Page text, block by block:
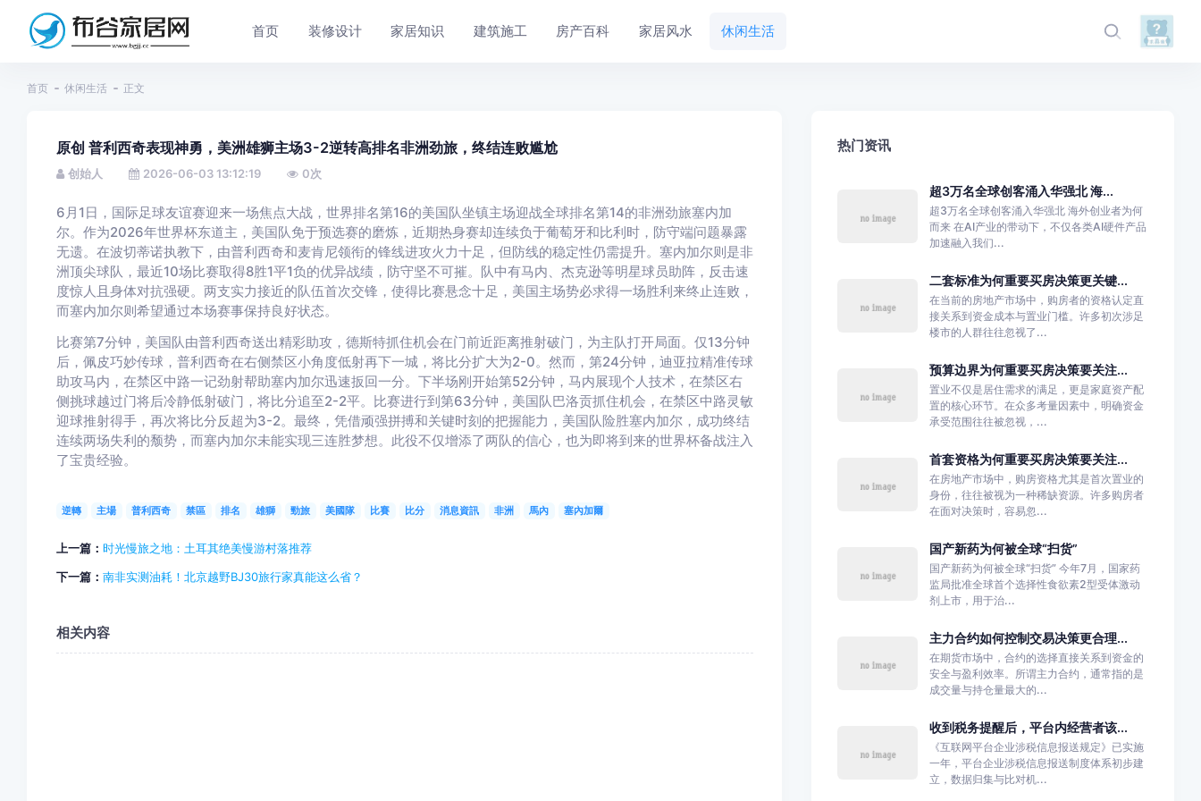
首页 装修设计 家居知识 建筑施工 房产百科 家居风水 休闲生活
首页 休闲生活 正文
原创 普利西奇表现神勇，美洲雄狮主场3-2逆转高排名非洲劲旅，终结连败尴尬
创始人 2026-06-03 13:12:19 0次
6月1日，国际足球友谊赛迎来一场焦点大战，世界排名第16的美国队坐镇主场迎战全球排名第14的非洲劲旅塞内加
尔。作为2026年世界杯东道主，美国队免于预选赛的磨炼，近期热身赛却连续负于葡萄牙和比利时，防守端问题暴露
无遗。在波切蒂诺执教下，由普利西奇和麦肯尼领衔的锋线进攻火力十足，但防线的稳定性仍需提升。塞内加尔则是非
洲顶尖球队，最近10场比赛取得8胜1平1负的优异战绩，防守坚不可摧。队中有马内、杰克逊等明星球员助阵，反击速
度惊人且身体对抗强硬。两支实力接近的队伍首次交锋，使得比赛悬念十足，美国主场势必求得一场胜利来终止连败，
而塞内加尔则希望通过本场赛事保持良好状态。
比赛第7分钟，美国队由普利西奇送出精彩助攻，德斯特抓住机会在门前近距离推射破门，为主队打开局面。仅13分钟
后，佩皮巧妙传球，普利西奇在右侧禁区小角度低射再下一城，将比分扩大为2-0。然而，第24分钟，迪亚拉精准传球
助攻马内，在禁区中路一记劲射帮助塞内加尔迅速扳回一分。下半场刚开始第52分钟，马内展现个人技术，在禁区右
侧挑球越过门将后冷静低射破门，将比分追至2-2平。比赛进行到第63分钟，美国队巴洛贡抓住机会，在禁区中路灵敏
迎球推射得手，再次将比分反超为3-2。最终，凭借顽强拼搏和关键时刻的把握能力，美国队险胜塞内加尔，成功终结
连续两场失利的颓势，而塞内加尔未能实现三连胜梦想。此役不仅增添了两队的信心，也为即将到来的世界杯备战注入
了宝贵经验。
逆轉 主場 普利西奇 禁區 排名 雄獅 勁旅 美國隊 比賽 比分 消息資訊 非洲 馬內 塞內加爾
上一篇： 时光慢旅之地：土耳其绝美慢游村落推荐
下一篇： 南非实测油耗！北京越野BJ30旅行家真能这么省？
相关内容
热门资讯
超3万名全球创客涌入华强北 海...
超3万名全球创客涌入华强北 海外创业者为何
而来 在AI产业的带动下，不仅各类AI硬件产品
加速融入我们...
二套标准为何重要买房决策更关键...
在当前的房地产市场中，购房者的资格认定直
接关系到资金成本与置业门槛。许多初次涉足
楼市的人群往往忽视了...
预算边界为何重要买房决策要关注...
置业不仅是居住需求的满足，更是家庭资产配
置的核心环节。在众多考量因素中，明确资金
承受范围往往被忽视，...
首套资格为何重要买房决策要关注...
在房地产市场中，购房资格尤其是首次置业的
身份，往往被视为一种稀缺资源。许多购房者
在面对决策时，容易忽...
国产新药为何被全球“扫货”
国产新药为何被全球“扫货” 今年7月，国家药
监局批准全球首个选择性食欲素2型受体激动
剂上市，用于治...
主力合约如何控制交易决策更合理...
在期货市场中，合约的选择直接关系到资金的
安全与盈利效率。所谓主力合约，通常指的是
成交量与持仓量最大的...
收到税务提醒后，平台内经营者该...
《互联网平台企业涉税信息报送规定》已实施
一年，平台企业涉税信息报送制度体系初步建
立，数据归集与比对机...